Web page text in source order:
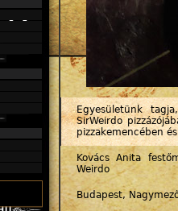
Egyesületünk
SirWeirdo
pizzakemencében
Kovács Anita
Weirdo
Budapest,